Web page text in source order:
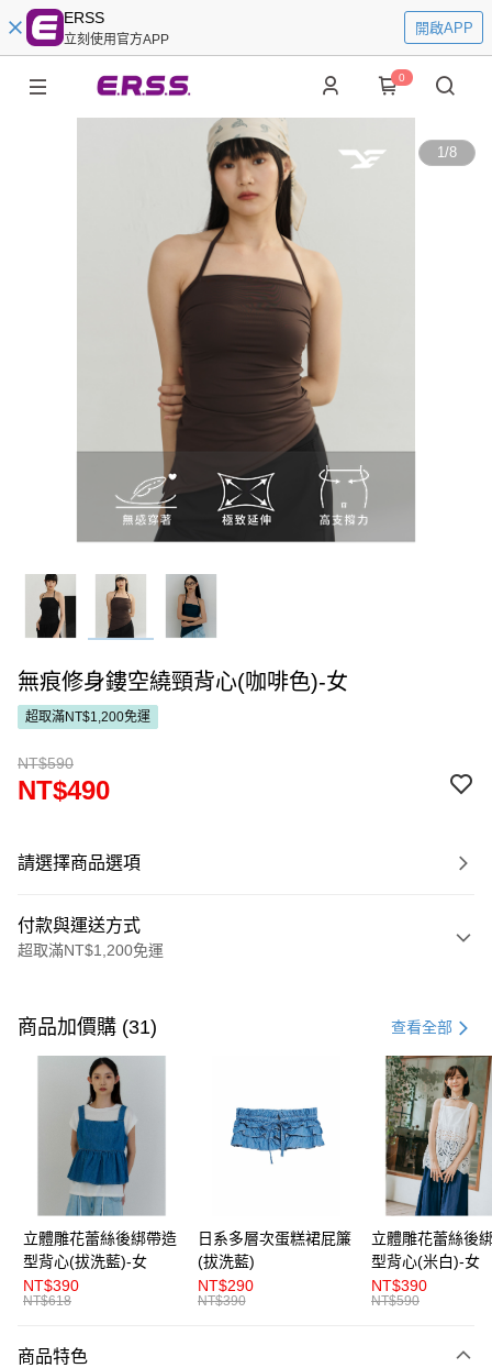
ERSS
立刻使用官方APP
開啟APP
0
1/8
無痕修身鏤空繞頸背心(咖啡色)-女
超取滿NT$1,200免運
NT$590
NT$490
請選擇商品選項
付款與運送方式
超取滿NT$1,200免運
信用卡一次付款
超商取貨付款
LINE Pay
Apple Pay
街口支付
悠遊付
AFTEE先享後付
相關說明
便利好安心！
商品加價購 (31) 查看全部
立體雕花蕾絲後綁帶造
型背心(拔洗藍)-女
NT$390
NT$618
日系多層次蛋糕裙屁簾
(拔洗藍)
NT$290
NT$390
立體雕花蕾絲後
型背心(米白)-女
NT$390
NT$590
商品特色